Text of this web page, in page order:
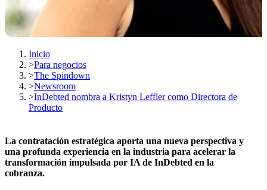
Inicio
>Para negocios
>The Spindown
>Newsroom
>InDebted nombra a Kristyn Leffler como Directora de
Producto
La contratación estratégica aporta una nueva perspectiva y
una profunda experiencia en la industria para acelerar la
transformación impulsada por IA de InDebted en la
cobranza.